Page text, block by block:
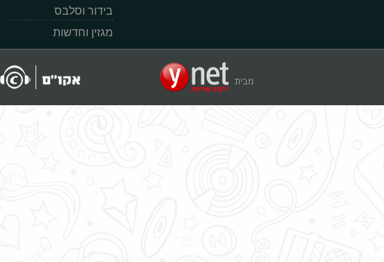
בידור וסלבס
מגזין וחדשות